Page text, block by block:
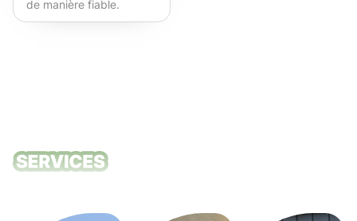
de manière fiable.
Fortement recommandé !